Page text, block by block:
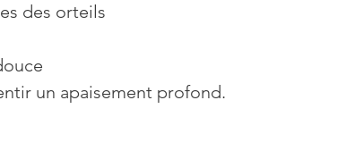
des orteils
un apaisement profond.